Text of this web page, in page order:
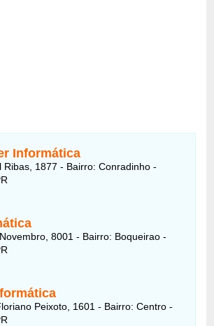
Informática
Ribas, 1877 - Bairro: Conradinho -
8001 - Bairro: Boqueirao -
Peixoto, 1601 - Bairro: Centro -